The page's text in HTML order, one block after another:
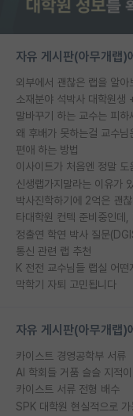
자유 게시판(아무개랩)
외부에서 괜찮은 랩을 알아
소재분야 석박사 대학원생
말바꾸기 하는 교수는 피하
편애 하는 방법
이사이트가 처음엔 정말 도
신생랩가지말라는 이유가
정출연 학연 박사 질문
통신 관련 랩 추천
K 전전 교수님들 랩실 어떤
막학기 자퇴 고민됩니다
자유 게시판(아무개랩)
카이스트 경영공학부 서류
AI 학회들 거품 슬슬 지적
카이스트 서류 전형 배수
SPK 대학원 현실적으로